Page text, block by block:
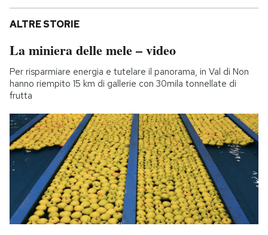
ALTRE STORIE
La miniera delle mele – video
Per risparmiare energia e tutelare il panorama, in Val di Non
hanno riempito 15 km di gallerie con 30mila tonnellate di
frutta